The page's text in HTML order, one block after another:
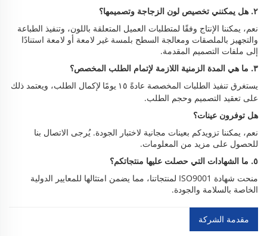
٢. هل يمكنني تخصيص لون الزجاجة وتصميمها؟
نعم، يمكننا الإنتاج وفقًا لمتطلبات العميل المتعلقة باللون، وتنفيذ الطباعة
والتجهيز بالملصقات ومعالجة السطح بلمسة غير لامعة أو لامعة استنادًا
إلى ملفات التصميم المقدمة.
٣. ما هي المدة الزمنية اللازمة لإتمام الطلب المخصص؟
يستغرق تنفيذ الطلبات المخصصة عادةً ١٥ يومًا
لإكمال الطلب، ويعتمد ذلك
على تعقيد التصميم وحجم الطلب.
هل توفرون عينات؟
نعم، يمكننا تزويدكم بعينات مجانية لاختبار الجودة. يُرجى الاتصال بنا
للحصول على مزيد من المعلومات.
٥. ما الشهادات التي حصلت عليها منتجاتكم؟
منحت شهادة ISO9001 لمنتجاتنا، مما يضمن امتثالها للمعايير الدولية
الخاصة بالسلامة والجودة.
مقدمة الشركة